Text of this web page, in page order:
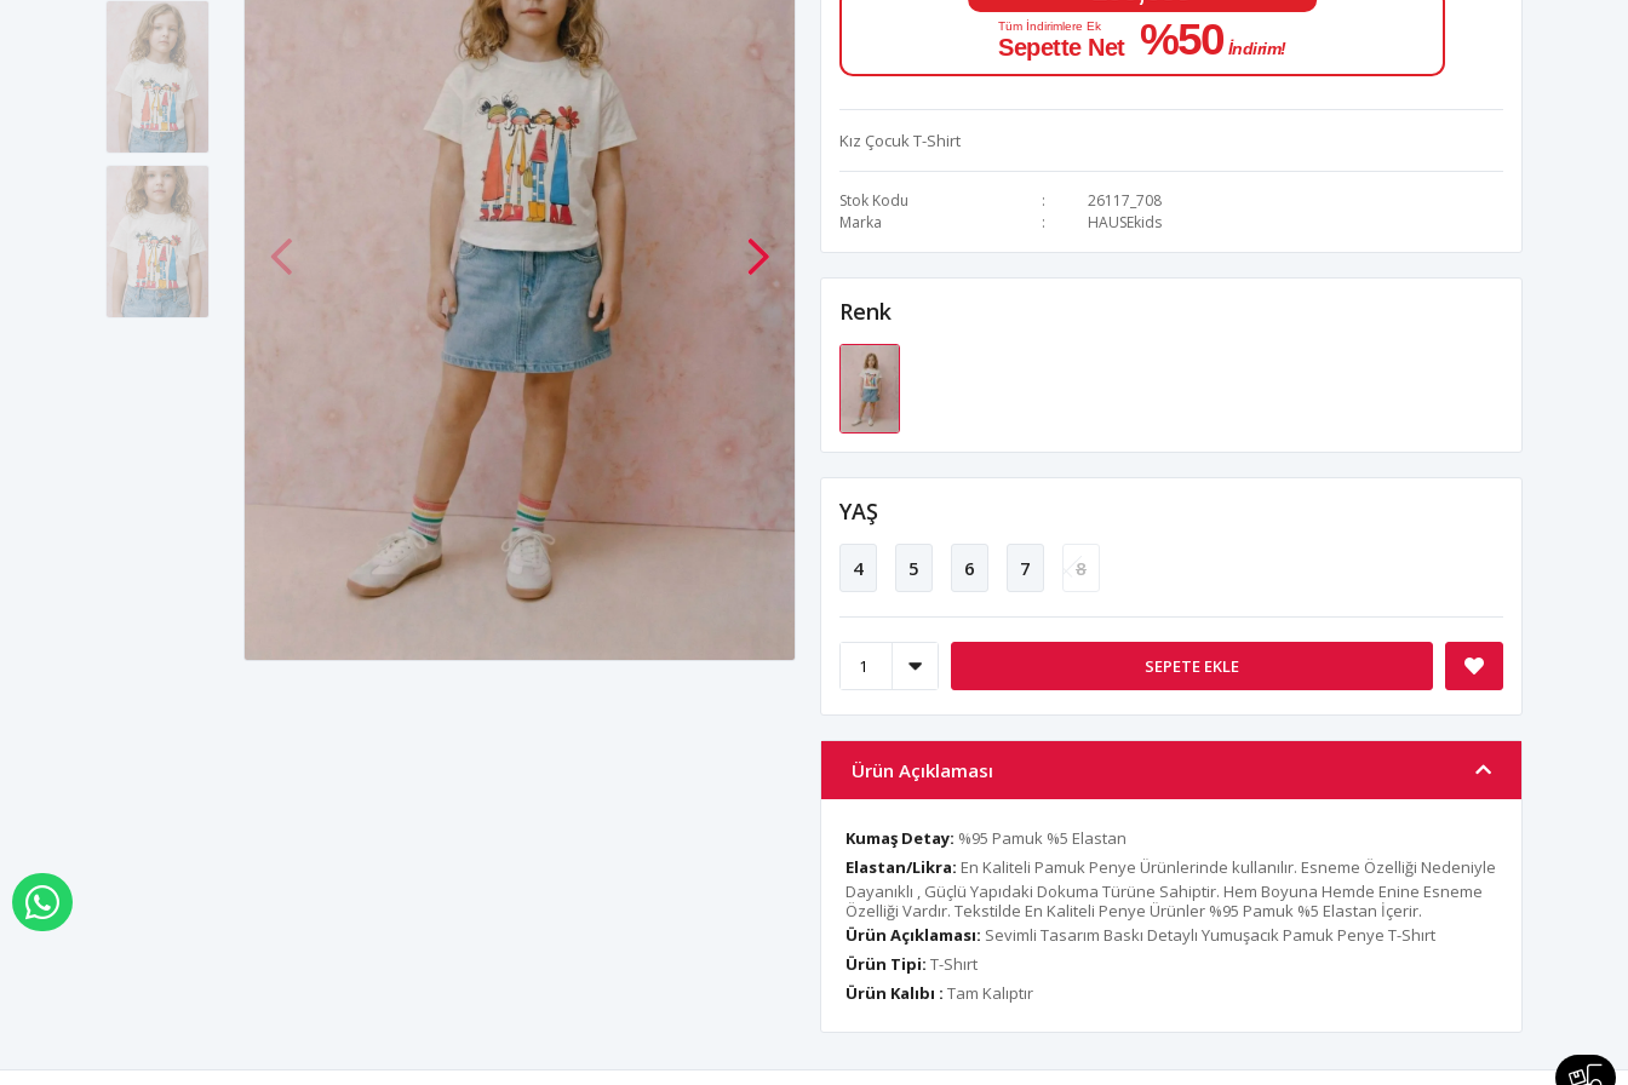
Tüm İndirimlere Ek
Sepette Net %50 İndirim!
Kız Çocuk T-Shirt
Stok Kodu
26117_708
Marka
HAUSEkids
Renk
YAŞ
4 5 6 7 8
SEPETE EKLE
Ürün Açıklaması
Kumaş Detay: %95 Pamuk %5 Elastan
Elastan/Likra: En Kaliteli Pamuk Penye Ürünlerinde kullanılır. Esneme Özelliği Nedeniyle
Dayanıklı , Güçlü Yapıdaki Dokuma Türüne Sahiptir. Hem Boyuna Hemde Enine Esneme
Özelliği Vardır. Tekstilde En Kaliteli Penye Ürünler %95 Pamuk %5 Elastan İçerir.
Ürün Açıklaması: Sevimli Tasarım Baskı Detaylı Yumuşacık Pamuk Penye T-Shırt
Ürün Tipi: T-Shırt
Ürün Kalıbı : Tam Kalıptır